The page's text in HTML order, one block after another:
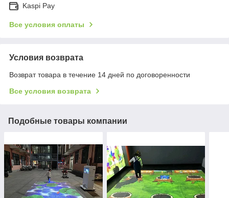
Kaspi Pay
Все условия оплаты
Условия возврата
Возврат товара в течение 14 дней по договоренности
Все условия возврата
Подобные товары компании